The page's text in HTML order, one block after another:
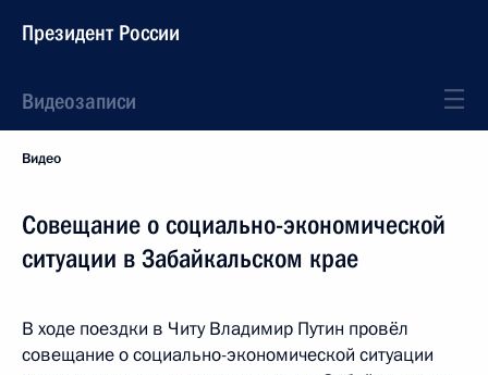
Президент России
Видеозаписи
Видео
Совещание о социально-экономической
ситуации в Забайкальском крае
В ходе поездки в Читу Владимир Путин провёл
совещание о социально-экономической ситуации